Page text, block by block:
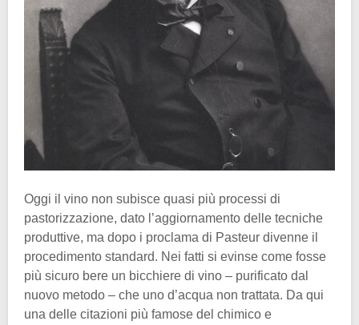
Oggi il vino non subisce quasi più processi di
pastorizzazione, dato l’aggiornamento delle tecniche
produttive, ma dopo i proclama di Pasteur divenne il
procedimento standard. Nei fatti si evinse come fosse
più sicuro bere un bicchiere di vino – purificato dal
nuovo metodo – che uno d’acqua non trattata. Da qui
una delle citazioni più famose del chimico e